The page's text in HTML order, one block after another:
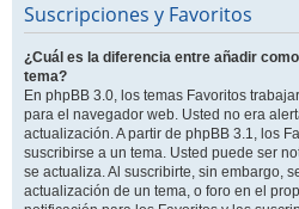
Suscripciones y Favoritos
¿Cuál es la diferencia entre añadir
tema?
En phpBB 3.0, los temas Favoritos
para el navegador web. Usted no era
actualización. A partir de phpBB 3.1, los
suscribirse a un tema. Usted puede ser
se actualiza. Al suscribirte, sin embargo,
actualización de un tema, o foro en el